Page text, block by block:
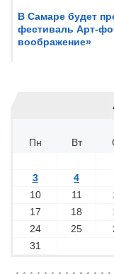
В Самаре будет
фестиваль Арт-
воображение»
Пн
Вт
3
4
10
11
17
18
24
25
31